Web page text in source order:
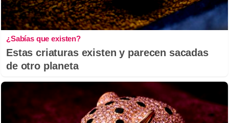
¿Sabías que existen?
Estas criaturas existen y parecen sacadas
de otro planeta